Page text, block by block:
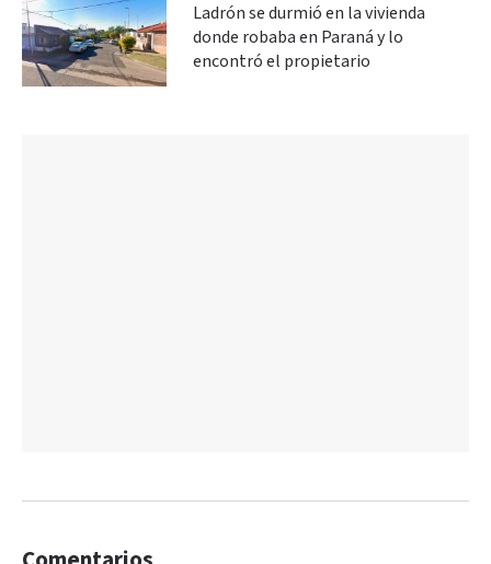
Ladrón se durmió en la vivienda
donde robaba en Paraná y lo
encontró el propietario